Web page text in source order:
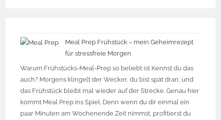
Meal Prep Frühstück – mein Geheimrezept
für stressfreie Morgen
Warum Frühstücks-Meal-Prep so beliebt ist Kennst du das
auch? Morgens klingelt der Wecker, du bist spät dran, und
das Frühstück bleibt mal wieder auf der Strecke. Genau hier
kommt Meal Prep ins Spiel. Denn wenn du dir einmal ein
paar Minuten am Wochenende Zeit nimmst, profitierst du